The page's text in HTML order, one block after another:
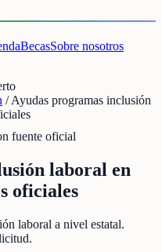
BecasSobre nosotros
/Ayudas programas inclusión
fuente oficial
laboral en
oficiales
laboral a nivel estatal.